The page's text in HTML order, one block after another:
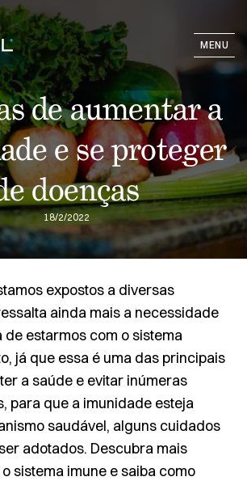
MENU
de aumentar a
e se proteger
doenças
18/2/2022
expostos a diversas
ainda mais a necessidade
de estarmos com o sistema
já que essa é uma das principais
a saúde e evitar inúmeras
para que a imunidade esteja
saudável, alguns cuidados
adotados. Descubra mais
sistema imune e saiba como